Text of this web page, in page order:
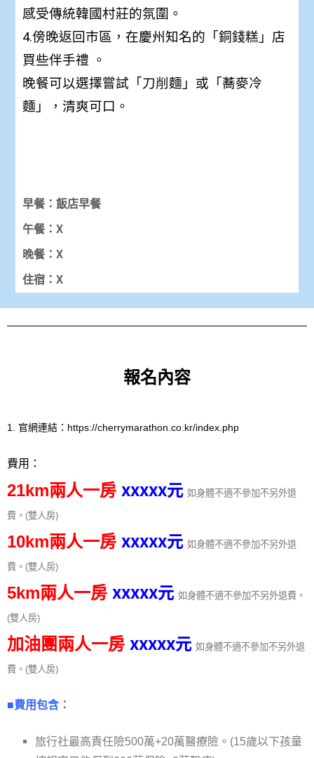
感受傳統韓國村莊的氛圍。
4.傍晚返回市區，在慶州知名的「銅錢糕」店
買些伴手禮 。
晚餐可以選擇嘗試「刀削麵」或「蕎麥冷
麵」，清爽可口。
早餐：飯店早餐
午餐：X
晚餐：X
住宿：X
報名內容
1. 官網連結： https://cherrymarathon.co.kr/index.php
費用：
21km兩人一房 xxxxx元 如身體不適不參加不另外退
費。 (雙人房)
10km兩人一房 xxxxx元 如身體不適不參加不另外退
費。 (雙人房)
5km兩人一房 xxxxx元 如身體不適不參加不另外退費。
(雙人房)
加油團兩人一房 xxxxx元 如身體不適不參加不另外退
費。 (雙人房)
■費用包含：
旅行社最高責任險500萬+20萬醫療險。(15歲以下孩童